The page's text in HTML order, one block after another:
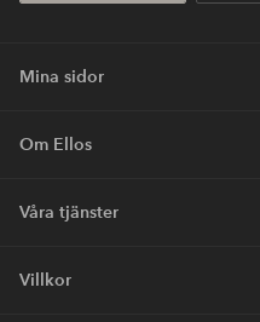
Mina sidor
Om Ellos
Våra tjänster
Villkor